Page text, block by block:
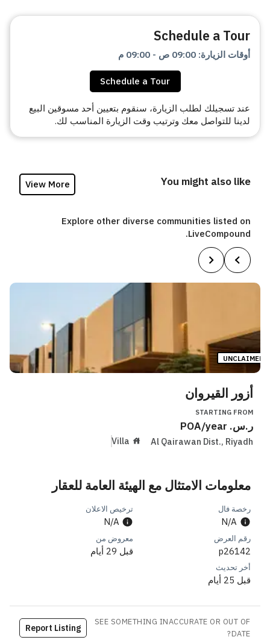
Schedule a Tour
أوقات الزيارة: 09:00 ص - 09:00 م
Schedule a Tour
عند تسجيلك لطلب الزيارة، سنقوم بتعيين أحد مسوقين البيع
لدينا للتواصل معك وترتيب وقت الزيارة المناسب لك.
You might also like
View More
Explore other diverse communities listed on
LiveCompound.
UNCLAIMED
أزور القيروان
STARTING FROM
ر.س. POA/year
Al Qairawan Dist., Riyadh
Villa
معلومات الامتثال مع الهيئة العامة للعقار
رخصة فال
N/A
ترخيص الاعلان
N/A
رقم العرض
p26142
معروض من
قبل 29 أيام
أخر تحديث
قبل 25 أيام
SEE SOMETHING INACCURATE OR OUT OF
DATE?
Report Listing